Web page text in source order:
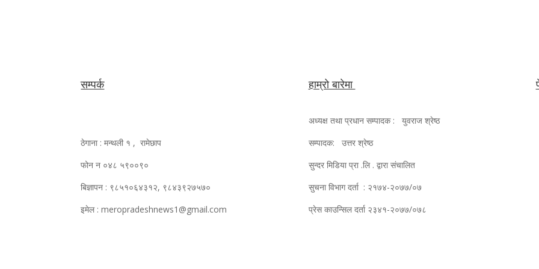
सम्पर्क
ठेगाना : मन्थली १ , रामेछाप
फोन न ०४८ ५९००९०
बिज्ञापन : ९८५१०६४३१२, ९८४३९२७५७०
इमेल : meropradeshnews1@gmail.com
हाम्रो बारेमा
अध्यक्ष तथा प्रधान सम्पादक : युवराज श्रेष्ठ
सम्पादक: उत्तर श्रेष्ठ
सुन्दर मिडिया प्रा .लि . द्वारा संचालित
सुचना विभाग दर्ता : २१७४-२०७७/०७
प्रेस काउन्सिल दर्ता २३४१-२०७७/०७८